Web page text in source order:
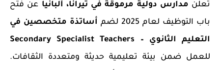
تُعلن مدارس دولية مرموقة في تيرانا، ألبانيا عن فتح
باب التوظيف لعام 2025 لضم
أساتذة متخصصين في
التعليم الثانوي – Secondary Specialist Teachers
للعمل ضمن بيئة تعليمية حديثة ومتعددة الثقافات.